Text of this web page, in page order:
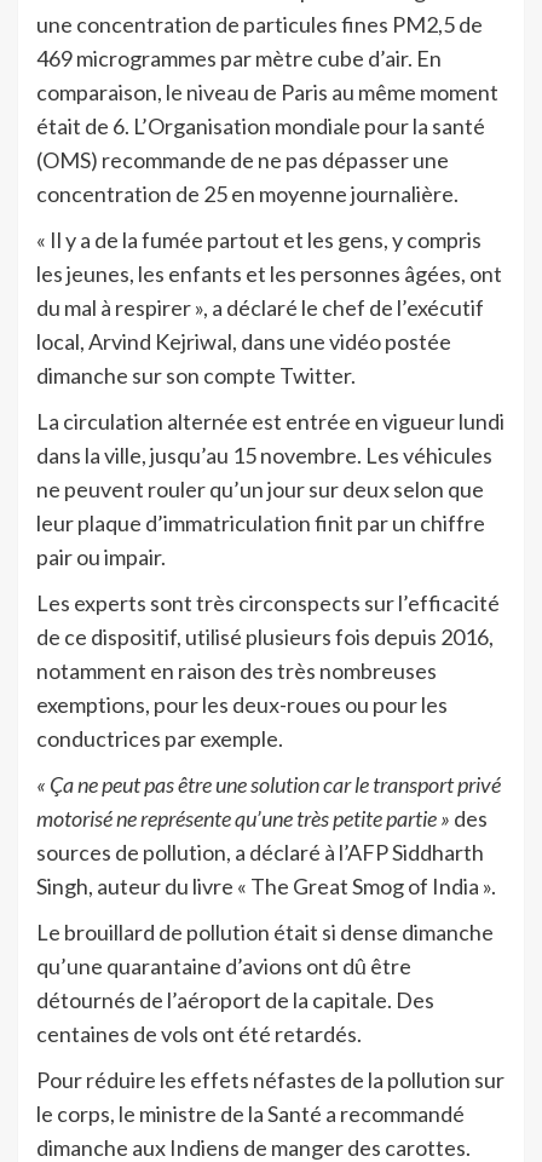
une concentration de particules fines PM2,5 de
469 microgrammes par mètre cube d’air. En
comparaison, le niveau de Paris au même moment
était de 6. L’Organisation mondiale pour la santé
(OMS) recommande de ne pas dépasser une
concentration de 25 en moyenne journalière.
« Il y a de la fumée partout et les gens, y compris
les jeunes, les enfants et les personnes âgées, ont
du mal à respirer », a déclaré le chef de l’exécutif
local, Arvind Kejriwal, dans une vidéo postée
dimanche sur son compte Twitter.
La circulation alternée est entrée en vigueur lundi
dans la ville, jusqu’au 15 novembre. Les véhicules
ne peuvent rouler qu’un jour sur deux selon que
leur plaque d’immatriculation finit par un chiffre
pair ou impair.
Les experts sont très circonspects sur l’efficacité
de ce dispositif, utilisé plusieurs fois depuis 2016,
notamment en raison des très nombreuses
exemptions, pour les deux-roues ou pour les
conductrices par exemple.
« Ça ne peut pas être une solution car le transport privé
motorisé ne représente qu’une très petite partie » des
sources de pollution, a déclaré à l’AFP Siddharth
Singh, auteur du livre « The Great Smog of India ».
Le brouillard de pollution était si dense dimanche
qu’une quarantaine d’avions ont dû être
détournés de l’aéroport de la capitale. Des
centaines de vols ont été retardés.
Pour réduire les effets néfastes de la pollution sur
le corps, le ministre de la Santé a recommandé
dimanche aux Indiens de manger des carottes.